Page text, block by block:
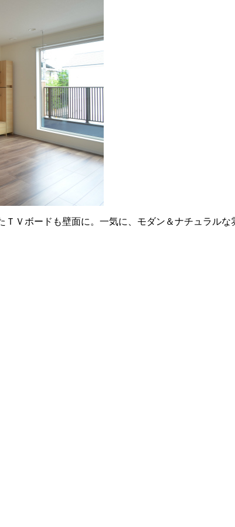
Ｖボードも壁面に。一気に、モダン＆ナチュラルな